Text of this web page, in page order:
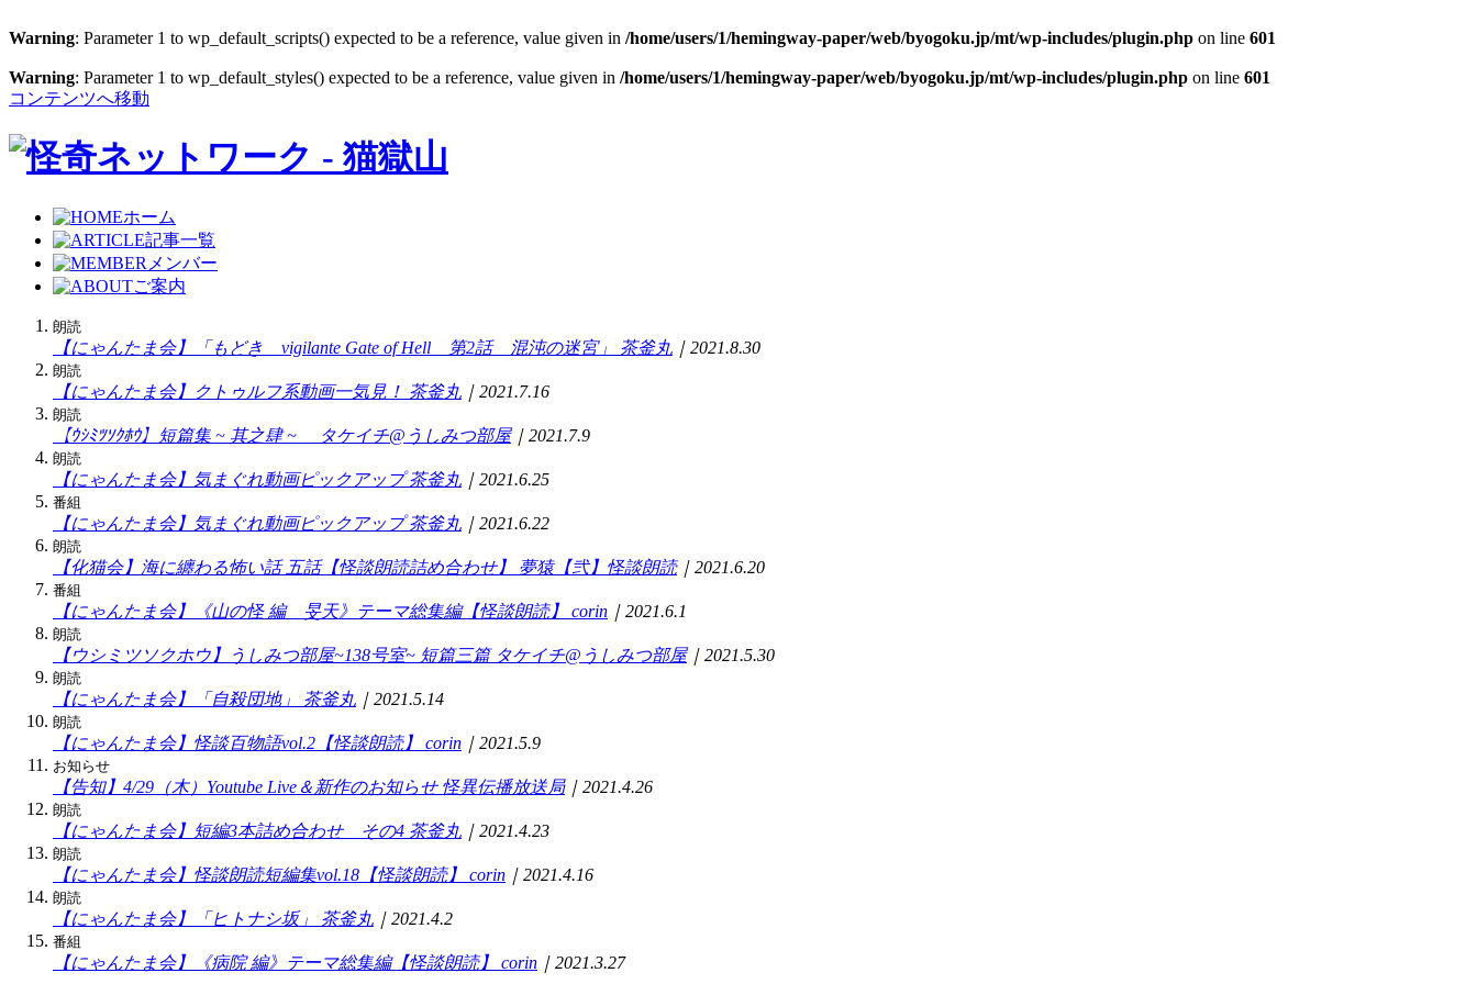
Warning: Parameter 1 to wp_default_scripts() expected to be a reference, value given in /home/users/1/hemingway-paper/web/byogoku.jp/mt/wp-includes/plugin.php on line 601
Warning: Parameter 1 to wp_default_styles() expected to be a reference, value given in /home/users/1/hemingway-paper/web/byogoku.jp/mt/wp-includes/plugin.php on line 601
コンテンツへ移動
ホーム
記事一覧
メンバー
ご案内
朗読
【にゃんたま会】「もどき vigilante Gate of Hell 第2話 混沌の迷宮」 茶釜丸 ｜2021.8.30
朗読
【にゃんたま会】クトゥルフ系動画一気見！ 茶釜丸 ｜2021.7.16
朗読
【ｳｼﾐﾂｿｸﾎｳ】短篇集 ~ 其之肆 ~ タケイチ@うしみつ部屋｜2021.7.9
朗読
【にゃんたま会】気まぐれ動画ピックアップ 茶釜丸 ｜2021.6.25
番組
【にゃんたま会】気まぐれ動画ピックアップ 茶釜丸 ｜2021.6.22
朗読
【化猫会】海に纏わる怖い話 五話【怪談朗読詰め合わせ】 夢猿【弐】怪談朗読｜2021.6.20
番組
【にゃんたま会】《山の怪 編 旻天》テーマ総集編【怪談朗読】 corin ｜2021.6.1
朗読
【ウシミツソクホウ】うしみつ部屋~138号室~ 短篇三篇 タケイチ@うしみつ部屋｜2021.5.30
朗読
【にゃんたま会】「自殺団地」 茶釜丸 ｜2021.5.14
朗読
【にゃんたま会】怪談百物語vol.2【怪談朗読】 corin ｜2021.5.9
お知らせ
【告知】4/29（木）Youtube Live＆新作のお知らせ 怪異伝播放送局｜2021.4.26
朗読
【にゃんたま会】短編3本詰め合わせ その4 茶釜丸 ｜2021.4.23
朗読
【にゃんたま会】怪談朗読短編集vol.18【怪談朗読】 corin ｜2021.4.16
朗読
【にゃんたま会】「ヒトナシ坂」 茶釜丸 ｜2021.4.2
番組
【にゃんたま会】《病院 編》テーマ総集編【怪談朗読】 corin ｜2021.3.27